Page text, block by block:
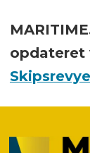
opdateret